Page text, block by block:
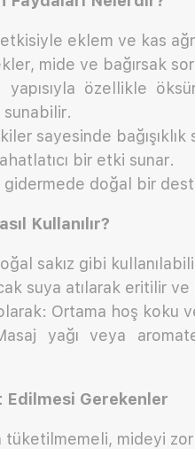
eklem ve kas
mide ve bağırsak
yapısıyla özellikle
sunabilir.
sayesinde
bir etki sunar.
gidermede doğal bir
Kullanılır?
sakız gibi
suya atılarak eritilir
Ortama hoş koku
yağı veya
Edilmesi Gerekenler
mideyi